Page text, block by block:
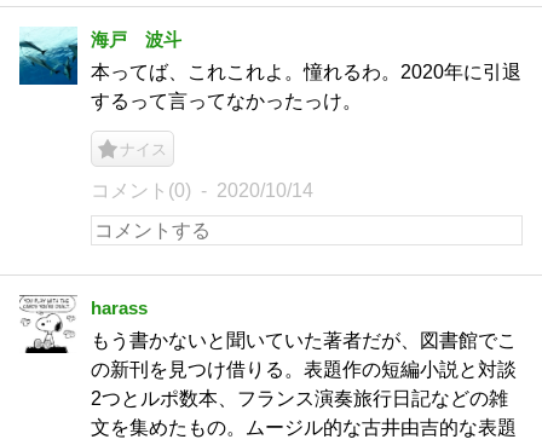
海戸 波斗
本ってば、これこれよ。憧れるわ。2020年に引退
するって言ってなかったっけ。
ナイス
コメント(0) 2020/10/14
harass
もう書かないと聞いていた著者だが、図書館でこ
の新刊を見つけ借りる。表題作の短編小説と対談
2つとルポ数本、フランス演奏旅行日記などの雑
文を集めたもの。ムージル的な古井由吉的な表題